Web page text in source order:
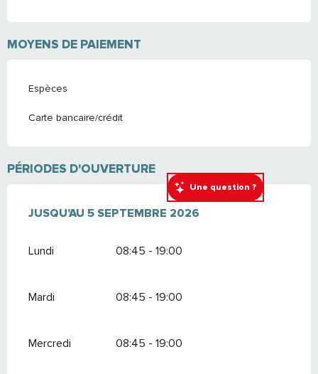
Une question ?
MOYENS DE PAIEMENT
Espèces
Carte bancaire/crédit
PÉRIODES D'OUVERTURE
DU14 JUIN 2026AU5 SEPTEMBRE 2026
JUSQU'AU 5 SEPTEMBRE 2026
Lundi 08:45 - 19:00
Mardi 08:45 - 19:00
Mercredi 08:45 - 19:00